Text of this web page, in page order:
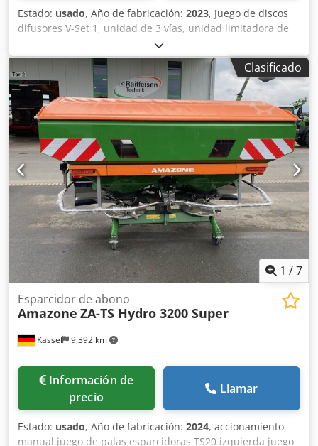
Estado: usado, Año de fabricación: 2023, Juego de discos
difusores V-Set 1, unidad de 3 vías, unidad limitadora de
esparcido Limiter V / barra de protección tubular S,
dispositivo de rodillos enchufable, mecanismo de
esparcido ZA-V, sobreestructura de tolva S / 2000 eje de
transmisión con acoplamiento de fricción, componentes de
instalación para dispositivos base ZA, recogedor de
suciedad S / iluminación LED Chsdpfx Aet Dwh Rjlysa
Clasificado
1 /7
Kassel 9,392 km
Esparcidor de abono
Amazone ZA-TS Hydro 3200 Super
Información de
precio
Llamar
Estado: usado, Año de fabricación: 2024, accionamiento
manual juego de palas esparcidoras TS20 izquierda juego